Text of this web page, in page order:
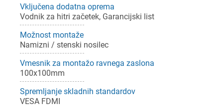
Vključena dodatna oprema
Vodnik za hitri začetek, Garancijski list
Možnost montaže
Namizni / stenski nosilec
Vmesnik za montažo ravnega zaslona
100x100mm
Spremljanje skladnih standardov
VESA FDMI